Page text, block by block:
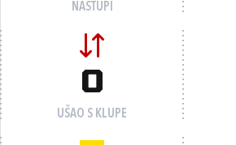
NASTUPI
0
UŠAO S KLUPE